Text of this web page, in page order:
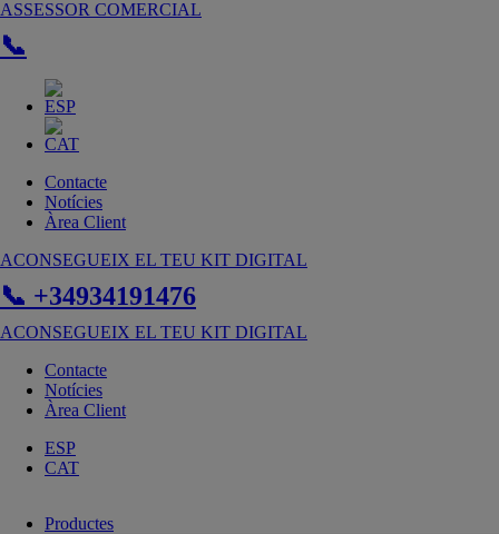
Vés
contingut
ASSESSOR COMERCIAL
📞
Contacte
Notícies
Àrea Client
ACONSEGUEIX EL TEU KIT DIGITAL
📞 +34934191476
ACONSEGUEIX EL TEU KIT DIGITAL
Contacte
Notícies
Àrea Client
ESP
CAT
Productes